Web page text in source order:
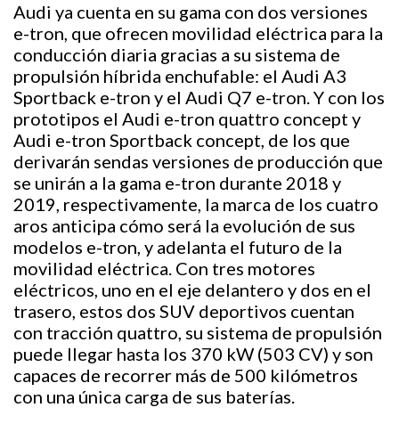
Audi ya cuenta en su gama con dos versiones
e-tron, que ofrecen movilidad eléctrica para la
conducción diaria gracias a su sistema de
propulsión híbrida enchufable: el Audi A3
Sportback e-tron y el Audi Q7 e-tron. Y con los
prototipos el Audi e-tron quattro concept y
Audi e-tron Sportback concept, de los que
derivarán sendas versiones de producción que
se unirán a la gama e-tron durante 2018 y
2019, respectivamente, la marca de los cuatro
aros anticipa cómo será la evolución de sus
modelos e-tron, y adelanta el futuro de la
movilidad eléctrica. Con tres motores
eléctricos, uno en el eje delantero y dos en el
trasero, estos dos SUV deportivos cuentan
con tracción quattro, su sistema de propulsión
puede llegar hasta los 370 kW (503 CV) y son
capaces de recorrer más de 500 kilómetros
con una única carga de sus baterías.